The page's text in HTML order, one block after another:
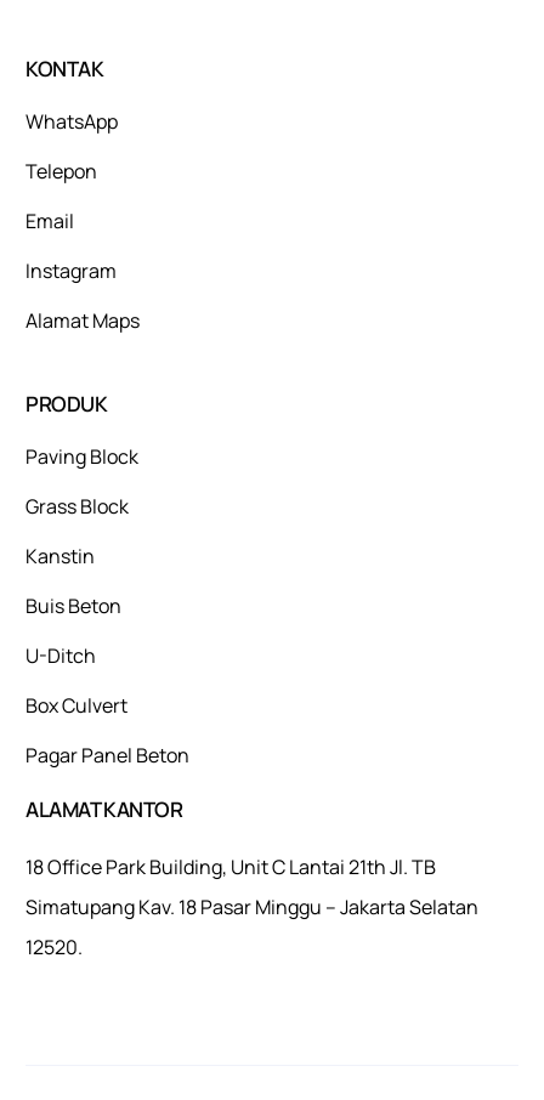
KONTAK
WhatsApp
Telepon
Email
Instagram
Alamat Maps
PRODUK
Paving Block
Grass Block
Kanstin
Buis Beton
U-Ditch
Box Culvert
Pagar Panel Beton
ALAMAT KANTOR
18 Office Park Building, Unit C Lantai 21th Jl. TB
Simatupang Kav. 18 Pasar Minggu – Jakarta Selatan
12520.